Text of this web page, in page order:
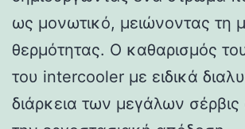
ως μονωτικό, μειώνοντας τη
θερμότητας. Ο καθαρισμός
του intercooler με ειδικά
διάρκεια των μεγάλων